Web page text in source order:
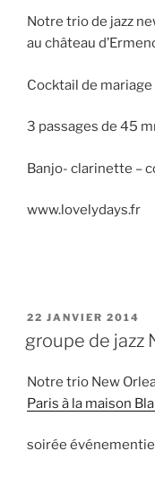
Notre trio de jazz
au château
Cocktail de mariage
3 passages de 45
Banjo- clarinette –
www.lovelydays.fr
PUBLIÉ
22 JANVIER 2014
groupe de jazz
Notre trio New
Paris à la maison
soirée